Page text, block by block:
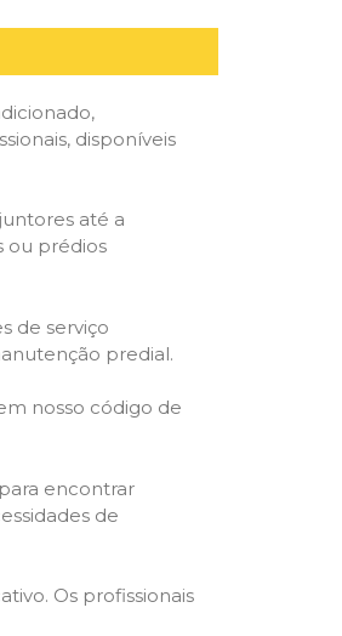
disponíveis
até a
ou prédios
de serviço
predial.
nosso código de
encontrar
de
Os profissionais